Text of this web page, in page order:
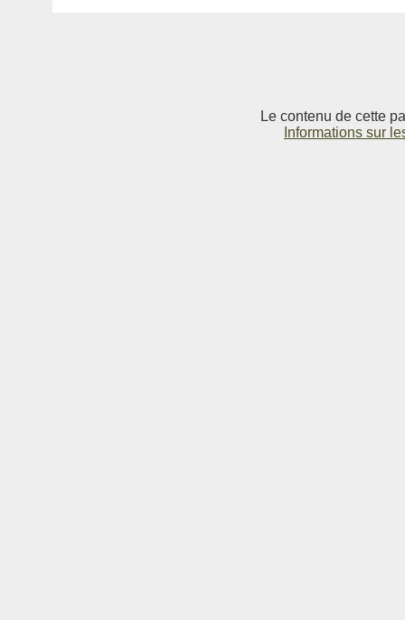
Le contenu de cette
Informations sur